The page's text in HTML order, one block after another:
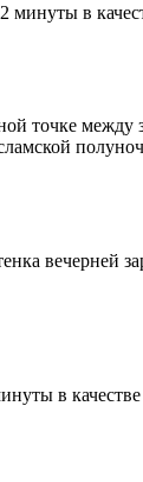
в
точке
вечерней
в